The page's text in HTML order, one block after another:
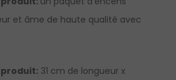
et âme de haute qualité avec
produit: 31 cm de longueur x